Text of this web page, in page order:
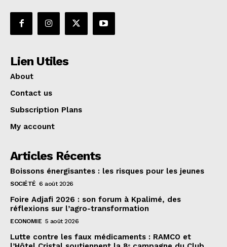
Lien Utiles
About
Contact us
Subscription Plans
My account
Articles Récents
Boissons énergisantes : les risques pour les jeunes
SOCIÉTÉ 6 août 2026
Foire Adjafi 2026 : son forum à Kpalimé, des
réflexions sur l’agro-transformation
ECONOMIE 5 août 2026
Lutte contre les faux médicaments : RAMCO et